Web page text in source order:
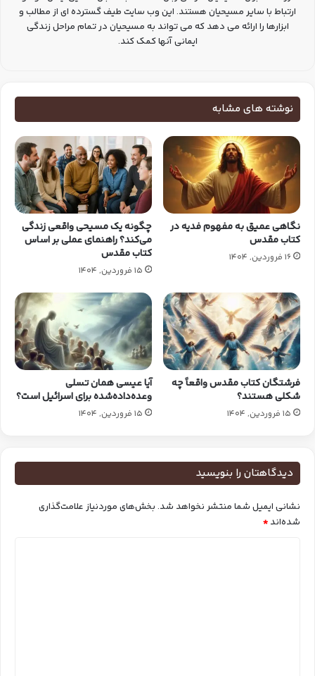
ارتباط با سایر مسیحیان هستند. این وب سایت طیف گسترده ای از مطالب و
ابزارها را ارائه می دهد که می تواند به مسیحیان در تمام مراحل زندگی
ایمانی آنها کمک کند.
نوشته های مشابه
نگاهی عمیق به مفهوم فدیه در
کتاب مقدس
16 فروردین, 1404
چگونه یک مسیحی واقعی زندگی
می‌کند؟ راهنمای عملی بر اساس
کتاب مقدس
15 فروردین, 1404
فرشتگان کتاب‌ مقدس واقعاً چه
شکلی هستند؟
15 فروردین, 1404
آیا عیسی همان تسلی
وعده‌داده‌شده برای اسرائیل است؟
15 فروردین, 1404
دیدگاهتان را بنویسید
نشانی ایمیل شما منتشر نخواهد شد. بخش‌های موردنیاز علامت‌گذاری
شده‌اند *